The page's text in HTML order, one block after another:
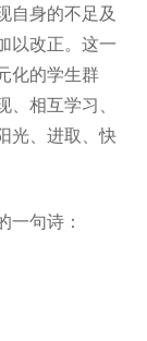
自身的不足及
以改正。这一
化的学生群
相互学习、
光、进取、快
一句诗：